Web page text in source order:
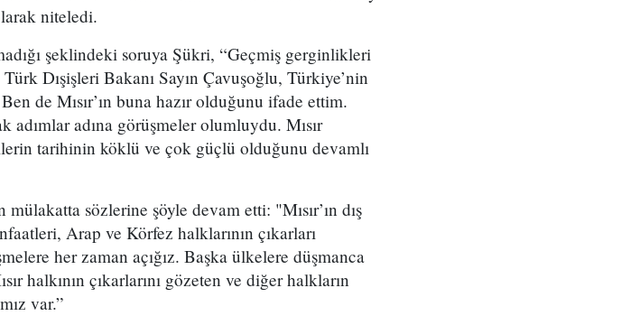
niteledi.
şeklindeki soruya Şükri, “Geçmiş gerginlikleri
Dışişleri Bakanı Sayın Çavuşoğlu, Türkiye’nin
de Mısır’ın buna hazır olduğunu ifade ettim.
adına görüşmeler olumluydu. Mısır
tarihinin köklü ve çok güçlü olduğunu devamlı
sözlerine şöyle devam etti: "Mısır’ın dış
Arap ve Körfez halklarının çıkarları
her zaman açığız. Başka ülkelere düşmanca
halkının çıkarlarını gözeten ve diğer halkların
var.”